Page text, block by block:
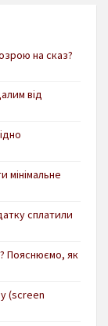
на сказ?
від
мінімальне
сплатили
Пояснюємо, як
(screen